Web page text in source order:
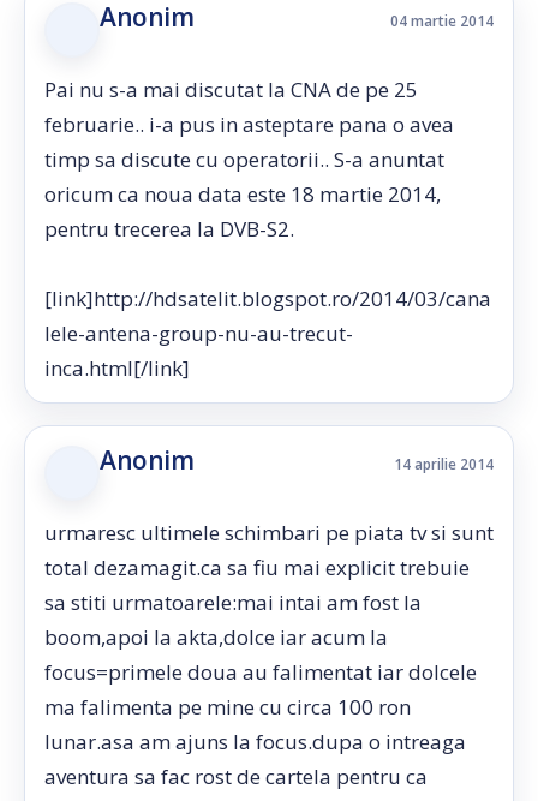
Anonim 04 martie 2014
Pai nu s-a mai discutat la CNA de pe 25
februarie.. i-a pus in asteptare pana o avea
timp sa discute cu operatorii.. S-a anuntat
oricum ca noua data este 18 martie 2014,
pentru trecerea la DVB-S2.
[link]http://hdsatelit.blogspot.ro/2014/03/cana
lele-antena-group-nu-au-trecut-
inca.html[/link]
Anonim 14 aprilie 2014
urmaresc ultimele schimbari pe piata tv si sunt
total dezamagit.ca sa fiu mai explicit trebuie
sa stiti urmatoarele:mai intai am fost la
boom,apoi la akta,dolce iar acum la
focus=primele doua au falimentat iar dolcele
ma falimenta pe mine cu circa 100 ron
lunar.asa am ajuns la focus.dupa o intreaga
aventura sa fac rost de cartela pentru ca